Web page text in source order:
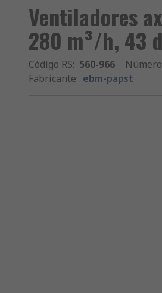
Ventiladores
280 m³/h, 43
Código RS: 560-966
Fabricante: ebm-papst